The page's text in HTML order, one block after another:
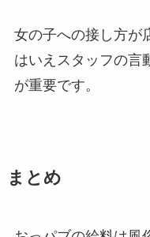
女の子への接し方が
はいえスタッフの言
が重要です。
まとめ